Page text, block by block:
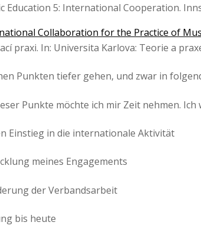
Education 5: International Cooperation.
Collaboration for the Practice of
praxi. In: Universita Karlova: Teorie a
Punkten tiefer gehen, und zwar in
Punkte möchte ich mir Zeit nehmen.
Einstieg in die internationale Aktivität
meines Engagements
der Verbandsarbeit
bis heute